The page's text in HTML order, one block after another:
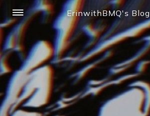
ErinwithBMQ's Blog